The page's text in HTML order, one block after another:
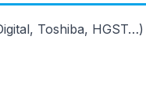
Toshiba, HGST…)